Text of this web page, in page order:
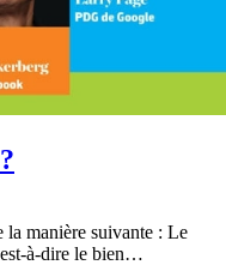
la manière suivante : Le
à-dire le bien…